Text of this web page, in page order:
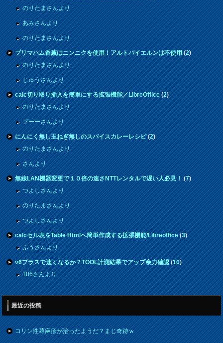
のりたまさんより
あみさんより
のりたまさんより
プリマハム香薫はニンニクを使用！アルトバイエルンは不使用(2)
のりたまさんより
じゅうさんより
calc切り取り挿入を簡単にする拡張機能／LibreOffice(2)
のりたまさんより
プーーさんより
にんにく無し玉ねぎ無しのスパイスカレーレシピ(2)
のりたまさんより
さんより
無線LAN機器変更で１０倍の速さNTTレンタルで遅い人必見！(7)
つよしさんより
のりたまさんより
つよしさんより
calcセル表をTable Htmlへ簡単作成する拡張機能/Libreoffice(3)
ふうさんより
v6プラスで速くなるか？TOOL計測結果でアップ余力確認(10)
106さんより
最近の投稿
コリン性蕁麻疹が治ったようだ？まじ奇跡ｗ